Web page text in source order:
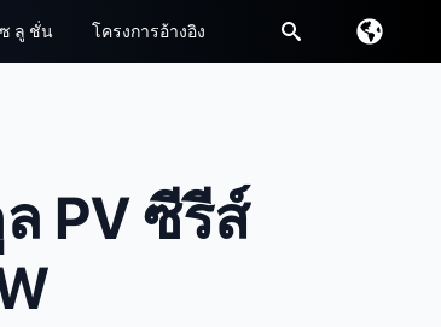
ลู ชั่น โครงการอ้างอิง
PV ซีรีส์